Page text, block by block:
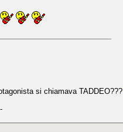
si chiamava TADDEO???